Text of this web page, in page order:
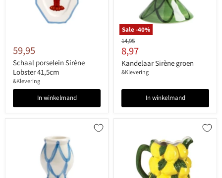
59,95
Schaal porselein Sirène
Lobster 41,5cm
&Klevering
In winkelmand
Sale -40%
Originele
prijs
14,95
Huidige
prijs
8,97
Kandelaar Sirène groen
&Klevering
In winkelmand